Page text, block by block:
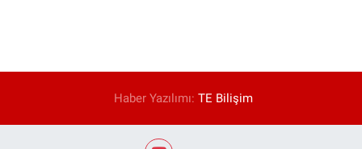
Haber Yazılımı:TE Bilişim